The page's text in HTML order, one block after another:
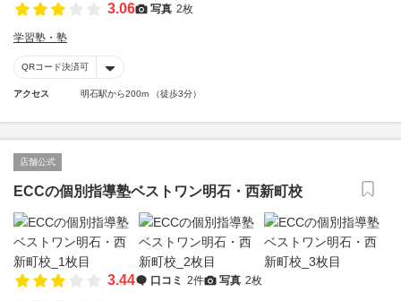
3.06 写真 2枚
学習塾・塾
QRコード決済可
アクセス 明石駅から200m （徒歩3分）
店舗公式
ECCの個別指導塾ベストワン明石・西新町校
3.44 口コミ 2件 写真 2枚